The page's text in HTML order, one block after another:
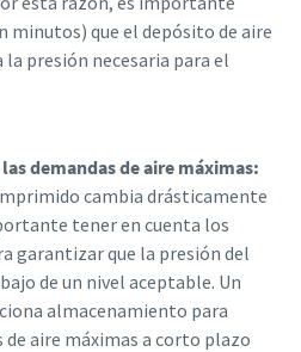
minutos) que el depósito de aire
presión necesaria para el
demandas de aire máximas:
cambia drásticamente
tener en cuenta los
garantizar que la presión del
de un nivel aceptable. Un
almacenamiento para
aire máximas a corto plazo